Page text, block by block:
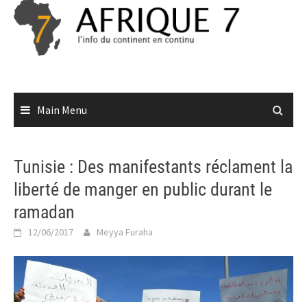
Skip
content
Main Menu
Tunisie : Des manifestants réclament la
liberté de manger en public durant le
ramadan
12/06/2017 Meyya Furaha